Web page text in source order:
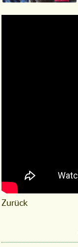
Zurück